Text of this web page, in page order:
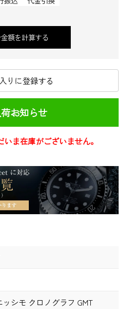
額を計算する
りに登録する
お知らせ
ま在庫がございません。
シモ クロノグラフ GMT